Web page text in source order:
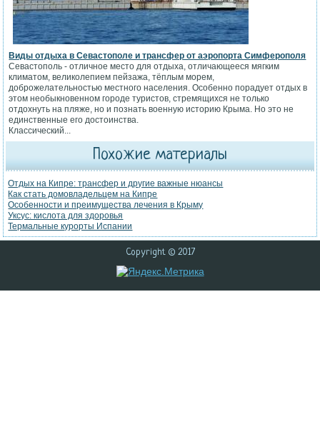
Виды отдыха в Севастополе и трансфер от аэропорта Симферополя
Севастополь - отличное место для отдыха, отличающееся мягким
климатом, великолепием пейзажа, тёплым морем,
доброжелательностью местного населения. Особенно порадует отдых в
этом необыкновенном городе туристов, стремящихся не только
отдохнуть на пляже, но и познать военную историю Крыма. Но это не
единственные его достоинства.
Классический...
Похожие материалы
Отдых на Кипре: трансфер и другие важные нюансы
Как стать домовладельцем на Кипре
Особенности и преимущества лечения в Крыму
Уксус: кислота для здоровья
Термальные курорты Испании
Copyright © 2017